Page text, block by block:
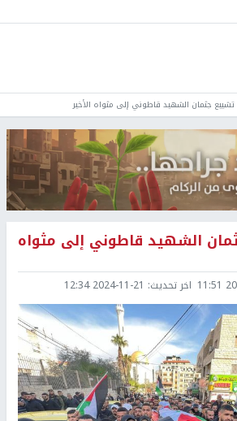
جثمان الشهيد قاطوني إلى مثواه الأخير
الشهيد قاطوني إلى مثواه
اخر تحديث: 2024-11-21 12:34